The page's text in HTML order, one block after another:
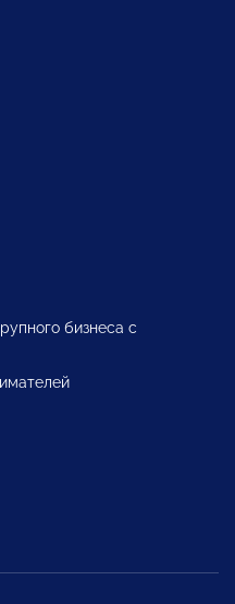
бизнеса с